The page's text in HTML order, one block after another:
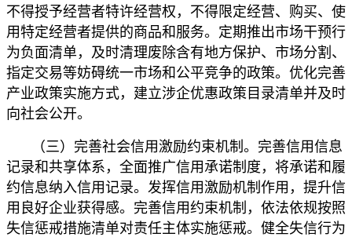
不得授予经营者特许经营权，不得限定经营、购买、使
用特定经营者提供的商品和服务。定期推出市场干预行
为负面清单，及时清理废除含有地方保护、市场分割、
指定交易等妨碍统一市场和公平竞争的政策。优化完善
产业政策实施方式，建立涉企优惠政策目录清单并及时
向社会公开。
（三）完善社会信用激励约束机制。完善信用信息
记录和共享体系，全面推广信用承诺制度，将承诺和履
约信息纳入信用记录。发挥信用激励机制作用，提升信
用良好企业获得感。完善信用约束机制，依法依规按照
失信惩戒措施清单对责任主体实施惩戒。健全失信行为